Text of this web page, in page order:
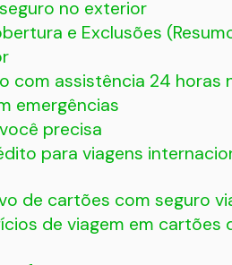
no exterior
e Exclusões
com assistência 24 horas
emergências
precisa
para viagens
de cartões com seguro
de viagem em